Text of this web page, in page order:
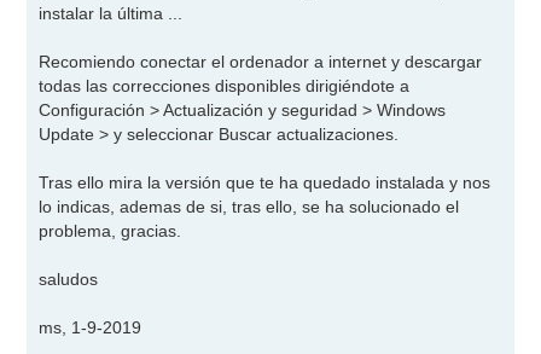
e
instalar la última ...
Recomiendo conectar el ordenador a internet y descargar
todas las correcciones disponibles dirigiéndote a
Configuración > Actualización y seguridad > Windows
Update > y seleccionar Buscar actualizaciones.
Tras ello mira la versión que te ha quedado instalada y nos
lo indicas, ademas de si, tras ello, se ha solucionado el
problema, gracias.
saludos
ms, 1-9-2019